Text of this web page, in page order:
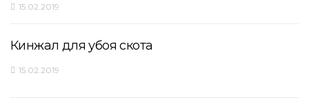
15.02.2019
Кинжал для убоя скота
15.02.2019